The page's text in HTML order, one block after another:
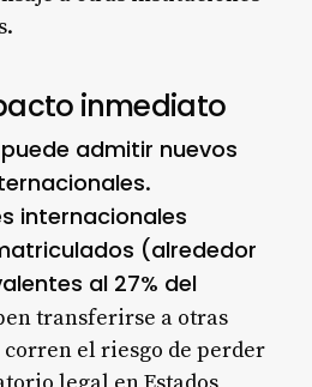
.
inmediato
admitir nuevos
.
internacionales
(alrededor
al 27% del
transferirse a otras
el riesgo de perder